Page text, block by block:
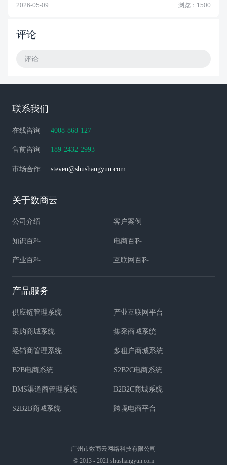
2026-05-09 浏览：1500
评论
评论
联系我们
在线咨询 4008-868-127
售前咨询 189-2432-2993
市场合作 steven@shushangyun.com
关于数商云
公司介绍 客户案例
知识百科 电商百科
产业百科 互联网百科
产品服务
供应链管理系统 产业互联网平台
采购商城系统 集采商城系统
经销商管理系统 多租户商城系统
B2B电商系统 S2B2C电商系统
DMS渠道商管理系统 B2B2C商城系统
S2B2B商城系统 跨境电商平台
广州市数商云网络科技有限公司
© 2013 - 2021 shushangyun.com